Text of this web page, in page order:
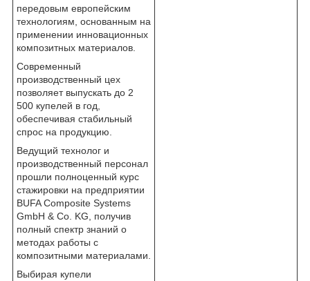
передовым европейским
технологиям, основанным на
применении инновационных
композитных материалов.
Современный
производственный цех
позволяет выпускать до 2
500 купелей в год,
обеспечивая стабильный
спрос на продукцию.
Ведущий технолог и
производственный персонал
прошли полноценный курс
стажировки на предприятии
BUFA Composite Systems
GmbH & Co. KG, получив
полный спектр знаний о
методах работы с
композитными материалами.
Выбирая купели